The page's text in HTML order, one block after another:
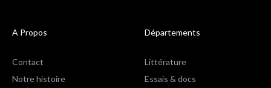
A Propos
Contact
Notre histoire
Départements
Littérature
Essais & docs